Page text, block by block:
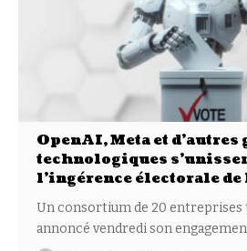
OpenAI, Meta et d’autres
technologiques
l’ingérence électorale de
Un consortium de 20 entreprises
annoncé vendredi son